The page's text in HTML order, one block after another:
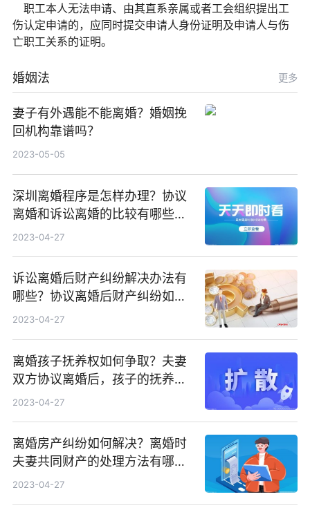
职工本人无法申请、由其直系亲属或者工会组织提出工
伤认定申请的，应同时提交申请人身份证明及申请人与伤
亡职工关系的证明。
婚姻法 更多
妻子有外遇能不能离婚？婚姻挽
回机构靠谱吗？
2023-05-05
深圳离婚程序是怎样办理？协议
离婚和诉讼离婚的比较有哪些不
同？
2023-04-27
诉讼离婚后财产纠纷解决办法有
哪些？协议离婚后财产纠纷如何
处理？
2023-04-27
离婚孩子抚养权如何争取？夫妻
双方协议离婚后，孩子的抚养费
如何确定？
2023-04-27
离婚房产纠纷如何解决？离婚时
夫妻共同财产的处理方法有哪
些？
2023-04-27